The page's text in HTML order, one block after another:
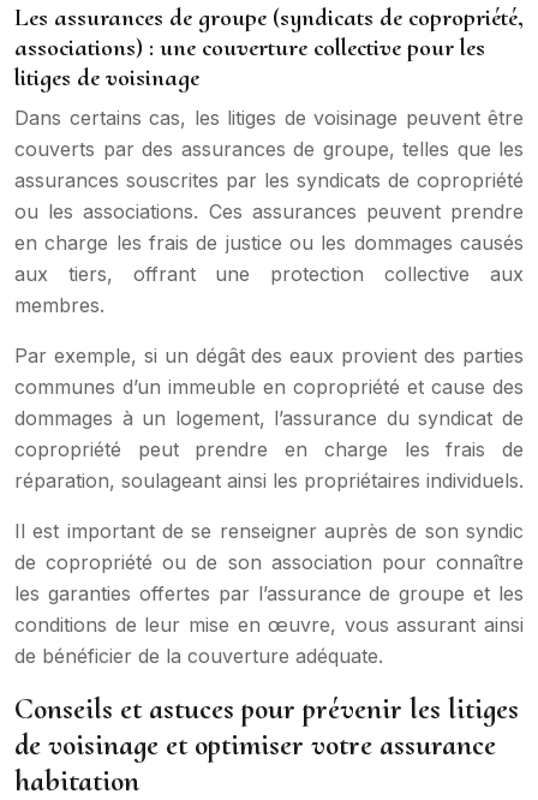
Les assurances de groupe (syndicats de copropriété,
associations) : une couverture collective pour les
litiges de voisinage
Dans certains cas, les litiges de voisinage peuvent être
couverts par des assurances de groupe, telles que les
assurances souscrites par les syndicats de copropriété
ou les associations. Ces assurances peuvent prendre
en charge les frais de justice ou les dommages causés
aux tiers, offrant une protection collective aux
membres.
Par exemple, si un dégât des eaux provient des parties
communes d’un immeuble en copropriété et cause des
dommages à un logement, l’assurance du syndicat de
copropriété peut prendre en charge les frais de
réparation, soulageant ainsi les propriétaires individuels.
Il est important de se renseigner auprès de son syndic
de copropriété ou de son association pour connaître
les garanties offertes par l’assurance de groupe et les
conditions de leur mise en œuvre, vous assurant ainsi
de bénéficier de la couverture adéquate.
Conseils et astuces pour prévenir les litiges
de voisinage et optimiser votre assurance
habitation